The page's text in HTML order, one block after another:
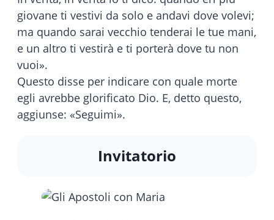
giovane ti vestivi da solo e andavi dove volevi;
ma quando sarai vecchio tenderai le tue mani,
e un altro ti vestirà e ti porterà dove tu non
vuoi».
Questo disse per indicare con quale morte
egli avrebbe glorificato Dio. E, detto questo,
aggiunse: «Seguimi».
Invitatorio